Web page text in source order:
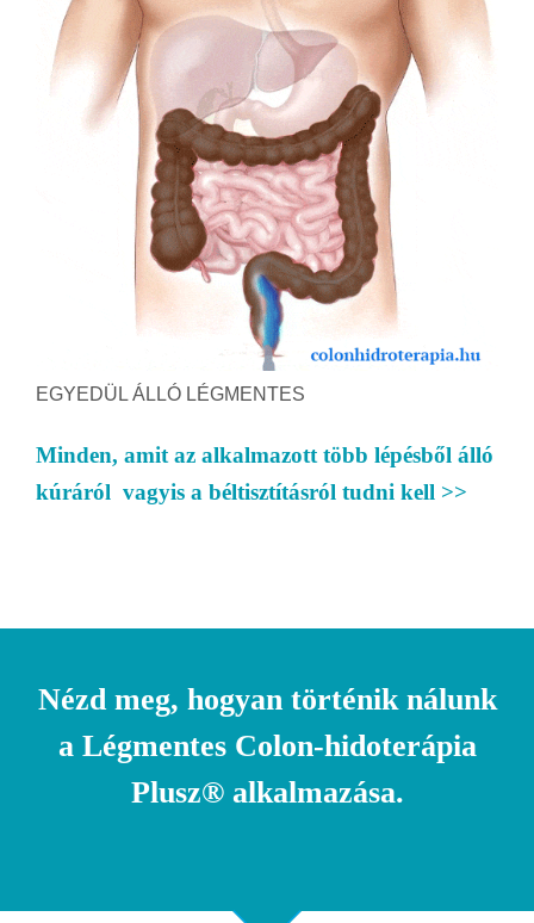
EGYEDÜL ÁLLÓ LÉGMENTES
Minden, amit az alkalmazott több lépésből álló
kúráról vagyis a béltisztításról tudni kell >>
Nézd meg, hogyan történik nálunk
a Légmentes Colon-hidoterápia
Plusz® alkalmazása.